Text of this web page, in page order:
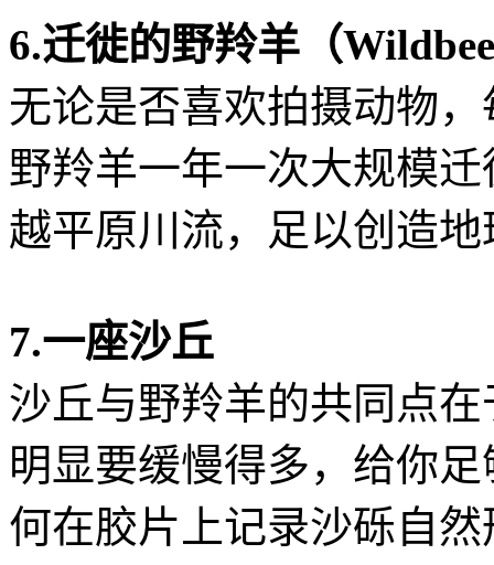
6.迁徙的野羚羊（
无论是否喜欢拍摄动物
野羚羊一年一次大规模
越平原川流，足以创造
7.一座沙丘
沙丘与野羚羊的共同点
明显要缓慢得多，给你
何在胶片上记录沙砾自